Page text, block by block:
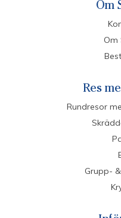
Om
Om
Res
Rundresor
Grupp-